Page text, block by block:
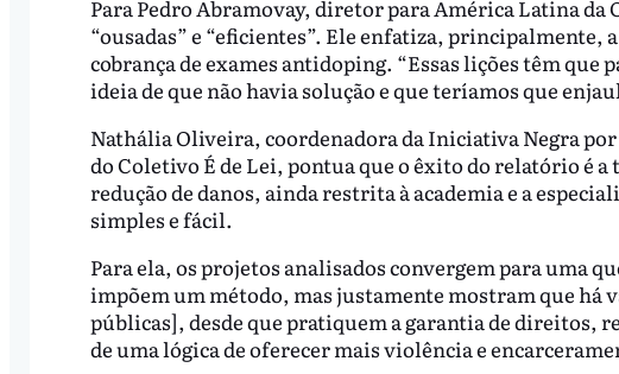
Para Pedro Abramovay, diretor para América Latina da
“ousadas” e “eficientes”. Ele enfatiza, principalmente,
cobrança de exames antidoping. “Essas lições têm que
ideia de que não havia solução e que teríamos que
Nathália Oliveira, coordenadora da Iniciativa Negra
do Coletivo É de Lei, pontua que o êxito do relatório é
redução de danos, ainda restrita à academia e a
simples e fácil.
Para ela, os projetos analisados convergem para uma
impõem um método, mas justamente mostram que
públicas], desde que pratiquem a garantia de direitos,
de uma lógica de oferecer mais violência e